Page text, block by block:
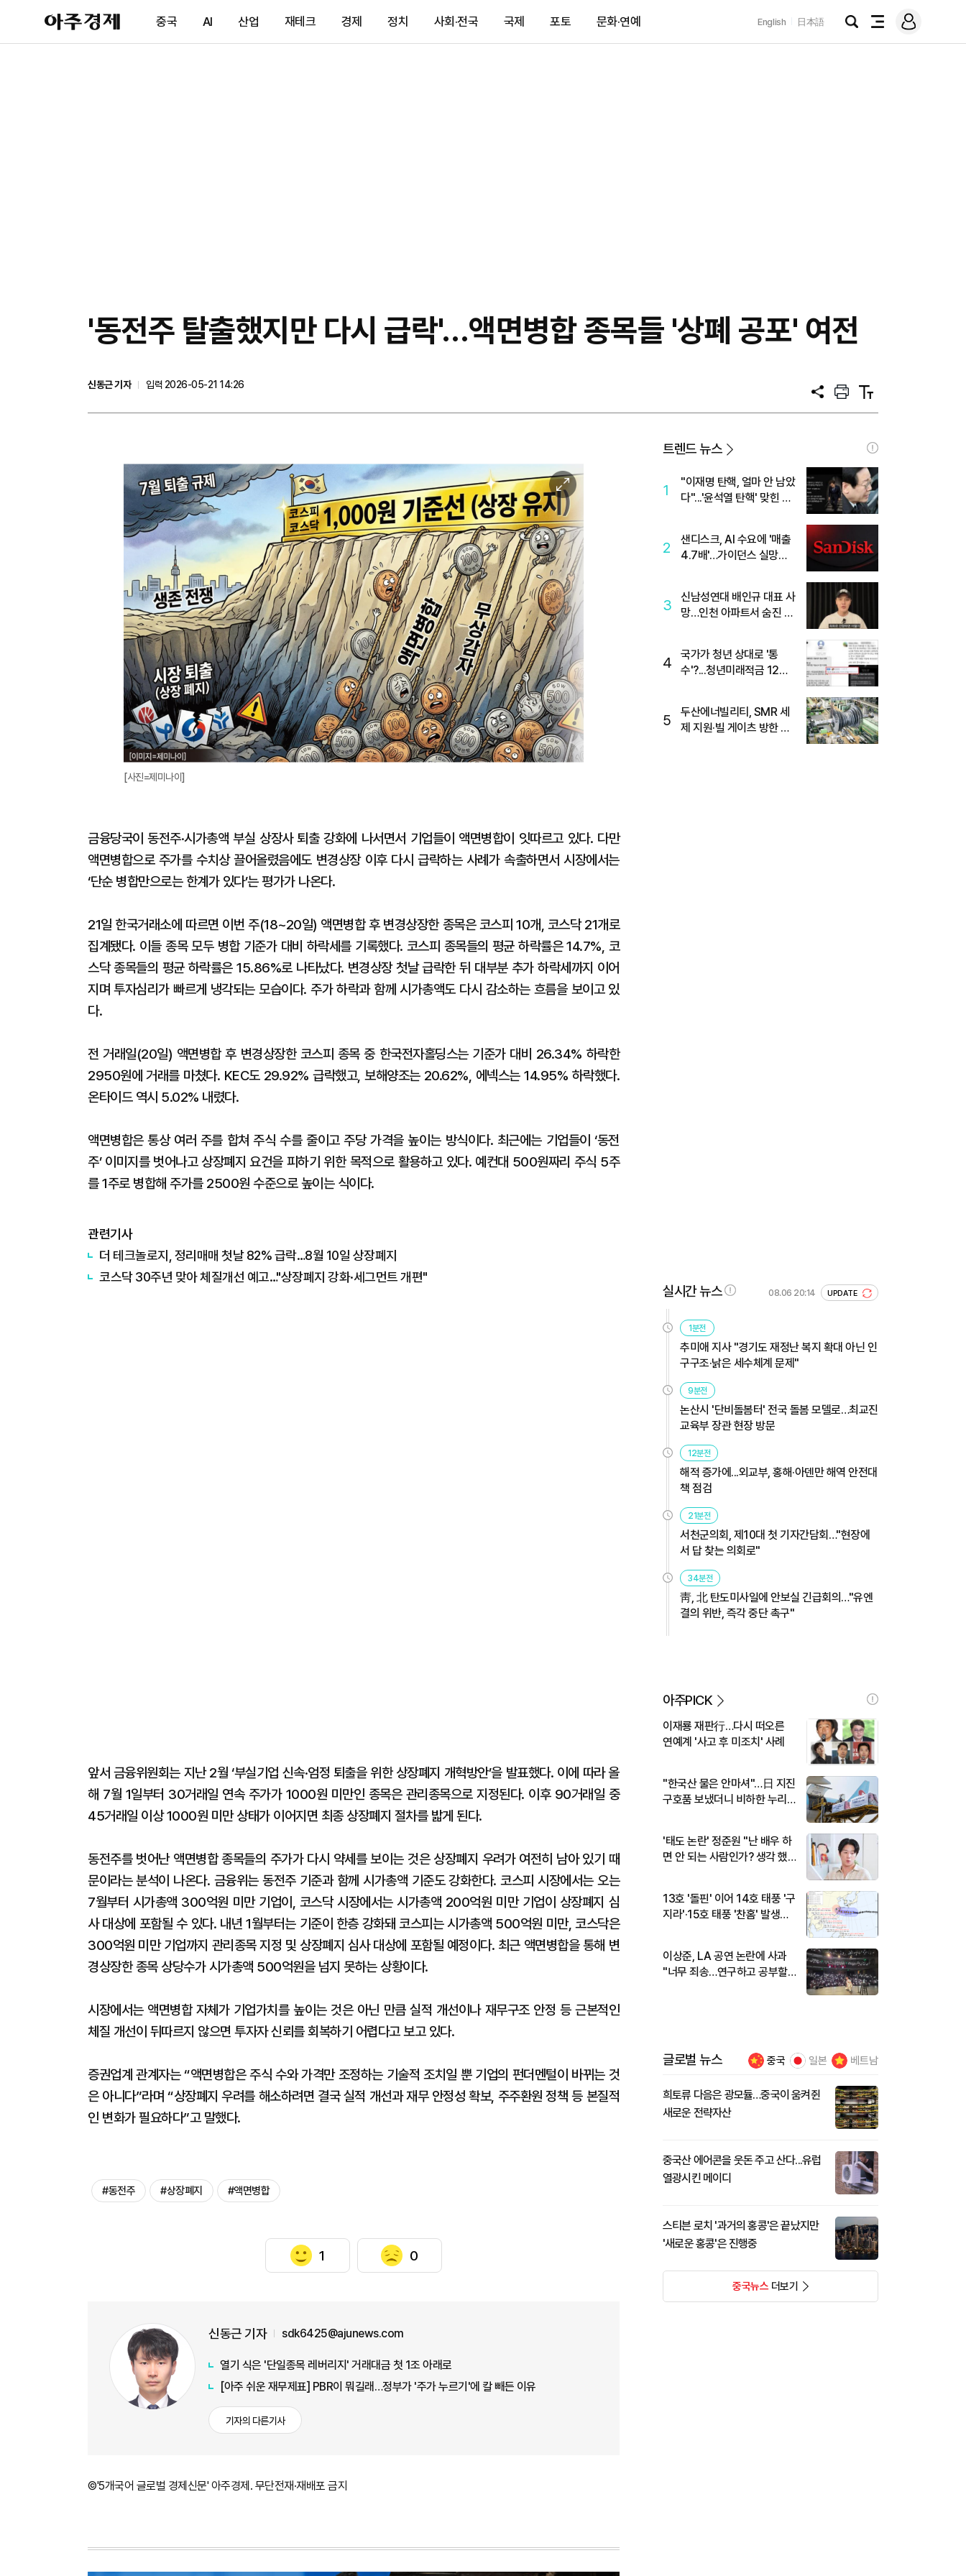
아
주
제
중국 AI 산업 재테크 경제 정치 사회·전국 국제 포토 문화·연예 English 日本語
검
전
메
그
'동전주 탈출했지만 다시 급락'…액면병합 종목들 '상폐 공포' 여전
신동근 기자
입력 2026-05-21 14:26
공
프
트
텍
트
이
미
지
확
대
[사진=제미나이]
금융당국이 동전주·시가총액 부실 상장사 퇴출 강화에 나서면서 기업들이 액면병합이 잇따르고 있다. 다만
액면병합으로 주가를 수치상 끌어올렸음에도 변경상장 이후 다시 급락하는 사례가 속출하면서 시장에서는
‘단순 병합만으로는 한계가 있다’는 평가가 나온다.
21일 한국거래소에 따르면 이번 주(18~20일) 액면병합 후 변경상장한 종목은 코스피 10개, 코스닥 21개로
집계됐다. 이들 종목 모두 병합 기준가 대비 하락세를 기록했다. 코스피 종목들의 평균 하락률은 14.7%, 코
스닥 종목들의 평균 하락률은 15.86%로 나타났다. 변경상장 첫날 급락한 뒤 대부분 추가 하락세까지 이어
지며 투자심리가 빠르게 냉각되는 모습이다. 주가 하락과 함께 시가총액도 다시 감소하는 흐름을 보이고 있
다.
전 거래일(20일) 액면병합 후 변경상장한 코스피 종목 중 한국전자홀딩스는 기준가 대비 26.34% 하락한
2950원에 거래를 마쳤다. KEC도 29.92% 급락했고, 보해양조는 20.62%, 에넥스는 14.95% 하락했다.
온타이드 역시 5.02% 내렸다.
액면병합은 통상 여러 주를 합쳐 주식 수를 줄이고 주당 가격을 높이는 방식이다. 최근에는 기업들이 ‘동전
주’ 이미지를 벗어나고 상장폐지 요건을 피하기 위한 목적으로 활용하고 있다. 예컨대 500원짜리 주식 5주
를 1주로 병합해 주가를 2500원 수준으로 높이는 식이다.
관련기사
더 테크놀로지, 정리매매 첫날 82% 급락…8월 10일 상장폐지
코스닥 30주년 맞아 체질개선 예고…"상장폐지 강화·세그먼트 개편"
앞서 금융위원회는 지난 2월 ‘부실기업 신속·엄정 퇴출을 위한 상장폐지 개혁방안’을 발표했다. 이에 따라 올
해 7월 1일부터 30거래일 연속 주가가 1000원 미만인 종목은 관리종목으로 지정된다. 이후 90거래일 중
45거래일 이상 1000원 미만 상태가 이어지면 최종 상장폐지 절차를 밟게 된다.
동전주를 벗어난 액면병합 종목들의 주가가 다시 약세를 보이는 것은 상장폐지 우려가 여전히 남아 있기 때
문이라는 분석이 나온다. 금융위는 동전주 기준과 함께 시가총액 기준도 강화한다. 코스피 시장에서는 오는
7월부터 시가총액 300억원 미만 기업이, 코스닥 시장에서는 시가총액 200억원 미만 기업이 상장폐지 심
사 대상에 포함될 수 있다. 내년 1월부터는 기준이 한층 강화돼 코스피는 시가총액 500억원 미만, 코스닥은
300억원 미만 기업까지 관리종목 지정 및 상장폐지 심사 대상에 포함될 예정이다. 최근 액면병합을 통해 변
경상장한 종목 상당수가 시가총액 500억원을 넘지 못하는 상황이다.
시장에서는 액면병합 자체가 기업가치를 높이는 것은 아닌 만큼 실적 개선이나 재무구조 안정 등 근본적인
체질 개선이 뒤따르지 않으면 투자자 신뢰를 회복하기 어렵다고 보고 있다.
증권업계 관계자는 “액면병합은 주식 수와 가격만 조정하는 기술적 조치일 뿐 기업의 펀더멘털이 바뀌는 것
은 아니다”라며 “상장폐지 우려를 해소하려면 결국 실적 개선과 재무 안정성 확보, 주주환원 정책 등 본질적
인 변화가 필요하다”고 말했다.
#동전주 #상장폐지 #액면병합
1 0
신동근 기자 sdk6425@ajunews.com
열기 식은 '단일종목 레버리지' 거래대금 첫 1조 아래로
[아주 쉬운 재무제표] PBR이 뭐길래…정부가 '주가 누르기'에 칼 빼든 이유
기자의 다른기사
©'5개국어 글로벌 경제신문' 아주경제. 무단전재·재배포 금지
트렌드 뉴스
1
"이재명 탄핵, 얼마 안 남았
다"...'윤석열 탄핵' 맞힌 무
2
샌디스크, AI 수요에 '매출
4.7배'…가이던스 실망에
3
신남성연대 배인규 대표 사
망…인천 아파트서 숨진 채
4
국가가 청년 상대로 '통
수'?...청년미래적금 12%
5
두산에너빌리티, SMR 세
제 지원·빌 게이츠 방한 기
실시간 뉴스 08.06 20:14 UPDATE
1분전
추미애 지사 "경기도 재정난 복지 확대 아닌 인
구구조·낡은 세수체계 문제"
9분전
논산시 '단비돌봄터' 전국 돌봄 모델로…최교진
교육부 장관 현장 방문
12분전
해적 증가에...외교부, 홍해·아덴만 해역 안전대
책 점검
21분전
서천군의회, 제10대 첫 기자간담회…"현장에
서 답 찾는 의회로"
34분전
靑, 北 탄도미사일에 안보실 긴급회의…"유엔
결의 위반, 즉각 중단 촉구"
아주PICK
이재룡 재판行…다시 떠오른
연예계 '사고 후 미조치' 사례
"한국산 물은 안마셔"…日 지진
구호품 보냈더니 비하한 누리
'태도 논란' 정준원 "난 배우 하
면 안 되는 사람인가? 생각 했
13호 '돌핀' 이어 14호 태풍 '구
지라'·15호 태풍 '찬홈' 발생…
이상준, LA 공연 논란에 사과
"너무 죄송…연구하고 공부할
글로벌 뉴스 중국 일본 베트남
희토류 다음은 광모듈…중국이 움켜쥔
새로운 전략자산
중국산 에어콘을 웃돈 주고 산다...유럽
열광시킨 메이디
스티븐 로치 '과거의 홍콩'은 끝났지만
'새로운 홍콩'은 진행중
중국뉴스더보기